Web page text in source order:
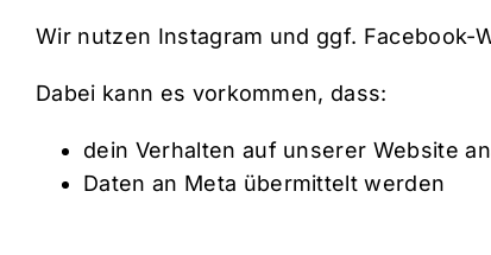
Wir nutzen Instagram und ggf. Facebook-
Dabei kann es vorkommen, dass:
dein Verhalten auf unserer Website
Daten an Meta übermittelt werden